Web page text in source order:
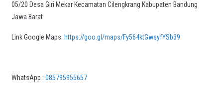
05/20 Desa Giri Mekar Kecamatan Cilengkrang Kabupaten Bandung
Jawa Barat
Link Google Maps: https://goo.gl/maps/Fy564ktGwsyfYSb39
WhatsApp : 085795955657